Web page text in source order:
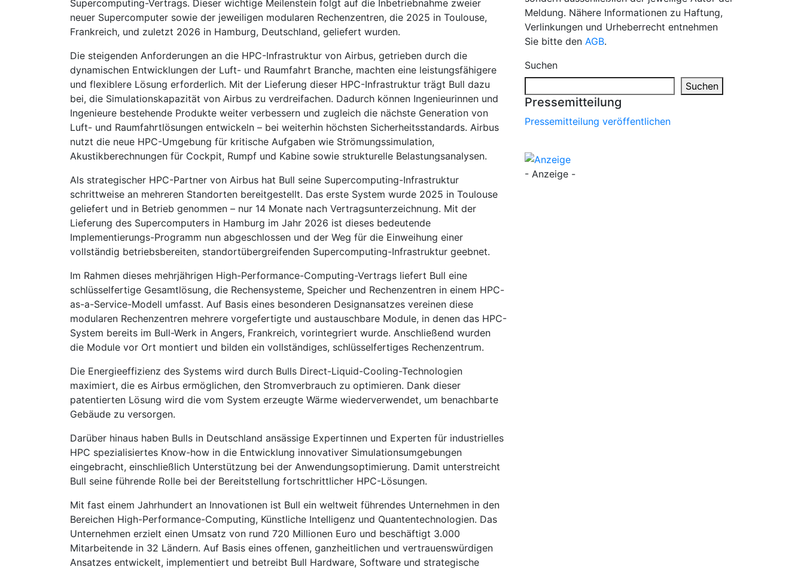
Supercomputing-Vertrags. Dieser wichtige Meilenstein folgt auf die Inbetriebnahme zweier
neuer Supercomputer sowie der jeweiligen modularen Rechenzentren, die 2025 in Toulouse,
Frankreich, und zuletzt 2026 in Hamburg, Deutschland, geliefert wurden.
Die steigenden Anforderungen an die HPC-Infrastruktur von Airbus, getrieben durch die
dynamischen Entwicklungen der Luft- und Raumfahrt Branche, machten eine leistungsfähigere
und flexiblere Lösung erforderlich. Mit der Lieferung dieser HPC-Infrastruktur trägt Bull dazu
bei, die Simulationskapazität von Airbus zu verdreifachen. Dadurch können Ingenieurinnen und
Ingenieure bestehende Produkte weiter verbessern und zugleich die nächste Generation von
Luft- und Raumfahrtlösungen entwickeln – bei weiterhin höchsten Sicherheitsstandards. Airbus
nutzt die neue HPC-Umgebung für kritische Aufgaben wie Strömungssimulation,
Akustikberechnungen für Cockpit, Rumpf und Kabine sowie strukturelle Belastungsanalysen.
Als strategischer HPC-Partner von Airbus hat Bull seine Supercomputing-Infrastruktur
schrittweise an mehreren Standorten bereitgestellt. Das erste System wurde 2025 in Toulouse
geliefert und in Betrieb genommen – nur 14 Monate nach Vertragsunterzeichnung. Mit der
Lieferung des Supercomputers in Hamburg im Jahr 2026 ist dieses bedeutende
Implementierungs-Programm nun abgeschlossen und der Weg für die Einweihung einer
vollständig betriebsbereiten, standortübergreifenden Supercomputing-Infrastruktur geebnet.
Im Rahmen dieses mehrjährigen High-Performance-Computing-Vertrags liefert Bull eine
schlüsselfertige Gesamtlösung, die Rechensysteme, Speicher und Rechenzentren in einem HPC-
as-a-Service-Modell umfasst. Auf Basis eines besonderen Designansatzes vereinen diese
modularen Rechenzentren mehrere vorgefertigte und austauschbare Module, in denen das HPC-
System bereits im Bull-Werk in Angers, Frankreich, vorintegriert wurde. Anschließend wurden
die Module vor Ort montiert und bilden ein vollständiges, schlüsselfertiges Rechenzentrum.
Die Energieeffizienz des Systems wird durch Bulls Direct-Liquid-Cooling-Technologien
maximiert, die es Airbus ermöglichen, den Stromverbrauch zu optimieren. Dank dieser
patentierten Lösung wird die vom System erzeugte Wärme wiederverwendet, um benachbarte
Gebäude zu versorgen.
Darüber hinaus haben Bulls in Deutschland ansässige Expertinnen und Experten für industrielles
HPC spezialisiertes Know-how in die Entwicklung innovativer Simulationsumgebungen
eingebracht, einschließlich Unterstützung bei der Anwendungsoptimierung. Damit unterstreicht
Bull seine führende Rolle bei der Bereitstellung fortschrittlicher HPC-Lösungen.
Mit fast einem Jahrhundert an Innovationen ist Bull ein weltweit führendes Unternehmen in den
Bereichen High-Performance-Computing, Künstliche Intelligenz und Quantentechnologien. Das
Unternehmen erzielt einen Umsatz von rund 720 Millionen Euro und beschäftigt 3.000
Mitarbeitende in 32 Ländern. Auf Basis eines offenen, ganzheitlichen und vertrauenswürdigen
Ansatzes entwickelt, implementiert und betreibt Bull Hardware, Software und strategische
Meldung. Nähere Informationen zu Haftung,
Verlinkungen und Urheberrecht entnehmen
Sie bitte den AGB.
Suchen
Suchen
Pressemitteilung
Pressemitteilung veröffentlichen
- Anzeige -